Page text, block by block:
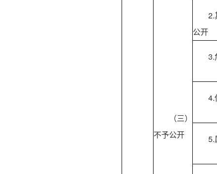
（三）
不予公开
2.
公开
3.
4.
5.